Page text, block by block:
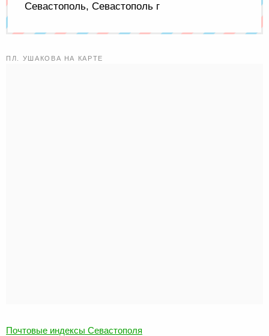
Севастополь, Севастополь г
ПЛ. УШАКОВА НА КАРТЕ
Почтовые индексы Севастополя